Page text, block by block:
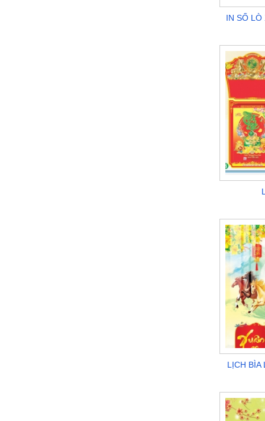
IN SỔ LÒ
LỊCH BÌA